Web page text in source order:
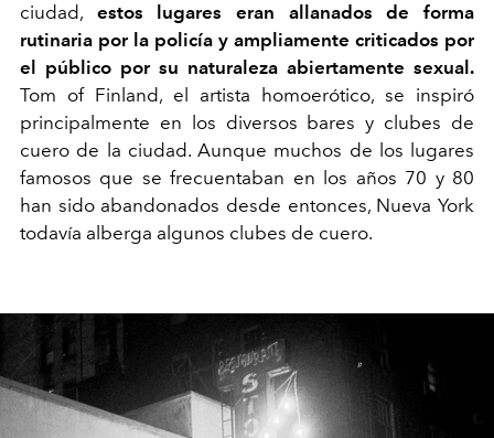
ciudad, estos lugares eran allanados de forma
rutinaria por la policía y ampliamente criticados por
el público por su naturaleza abiertamente sexual.
Tom of Finland, el artista homoerótico, se inspiró
principalmente en los diversos bares y clubes de
cuero de la ciudad. Aunque muchos de los lugares
famosos que se frecuentaban en los años 70 y 80
han sido abandonados desde entonces, Nueva York
todavía alberga algunos clubes de cuero.